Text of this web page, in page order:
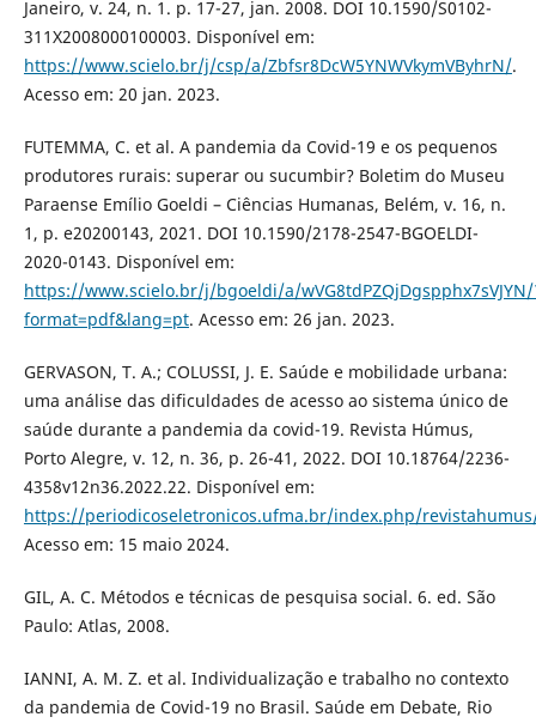
Janeiro, v. 24, n. 1. p. 17-27, jan. 2008. DOI 10.1590/S0102-
311X2008000100003. Disponível em:
https://www.scielo.br/j/csp/a/Zbfsr8DcW5YNWVkymVByhrN/.
Acesso em: 20 jan. 2023.
FUTEMMA, C. et al. A pandemia da Covid-19 e os pequenos
produtores rurais: superar ou sucumbir? Boletim do Museu
Paraense Emílio Goeldi – Ciências Humanas, Belém, v. 16, n.
1, p. e20200143, 2021. DOI 10.1590/2178-2547-BGOELDI-
2020-0143. Disponível em:
https://www.scielo.br/j/bgoeldi/a/wVG8tdPZQjDgspphx7sVJYN/
format=pdf&lang=pt. Acesso em: 26 jan. 2023.
GERVASON, T. A.; COLUSSI, J. E. Saúde e mobilidade urbana:
uma análise das dificuldades de acesso ao sistema único de
saúde durante a pandemia da covid-19. Revista Húmus,
Porto Alegre, v. 12, n. 36, p. 26-41, 2022. DOI 10.18764/2236-
4358v12n36.2022.22. Disponível em:
https://periodicoseletronicos.ufma.br/index.php/
Acesso em: 15 maio 2024.
GIL, A. C. Métodos e técnicas de pesquisa social. 6. ed. São
Paulo: Atlas, 2008.
IANNI, A. M. Z. et al. Individualização e trabalho no contexto
da pandemia de Covid-19 no Brasil. Saúde em Debate, Rio